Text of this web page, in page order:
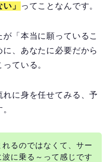
」
ってことなんです。
「本当に願っているこ
、あなたに必要だから
ている。
に身を任せてみる、予
るのではなくて、サー
に乗る～って感じです